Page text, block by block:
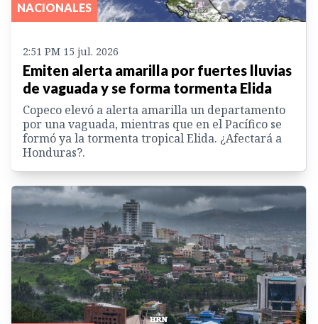
NACIONALES
2:51 PM 15 jul. 2026
Emiten alerta amarilla por fuertes lluvias
de vaguada y se forma tormenta Elida
Copeco elevó a alerta amarilla un departamento
por una vaguada, mientras que en el Pacífico se
formó ya la tormenta tropical Elida. ¿Afectará a
Honduras?.